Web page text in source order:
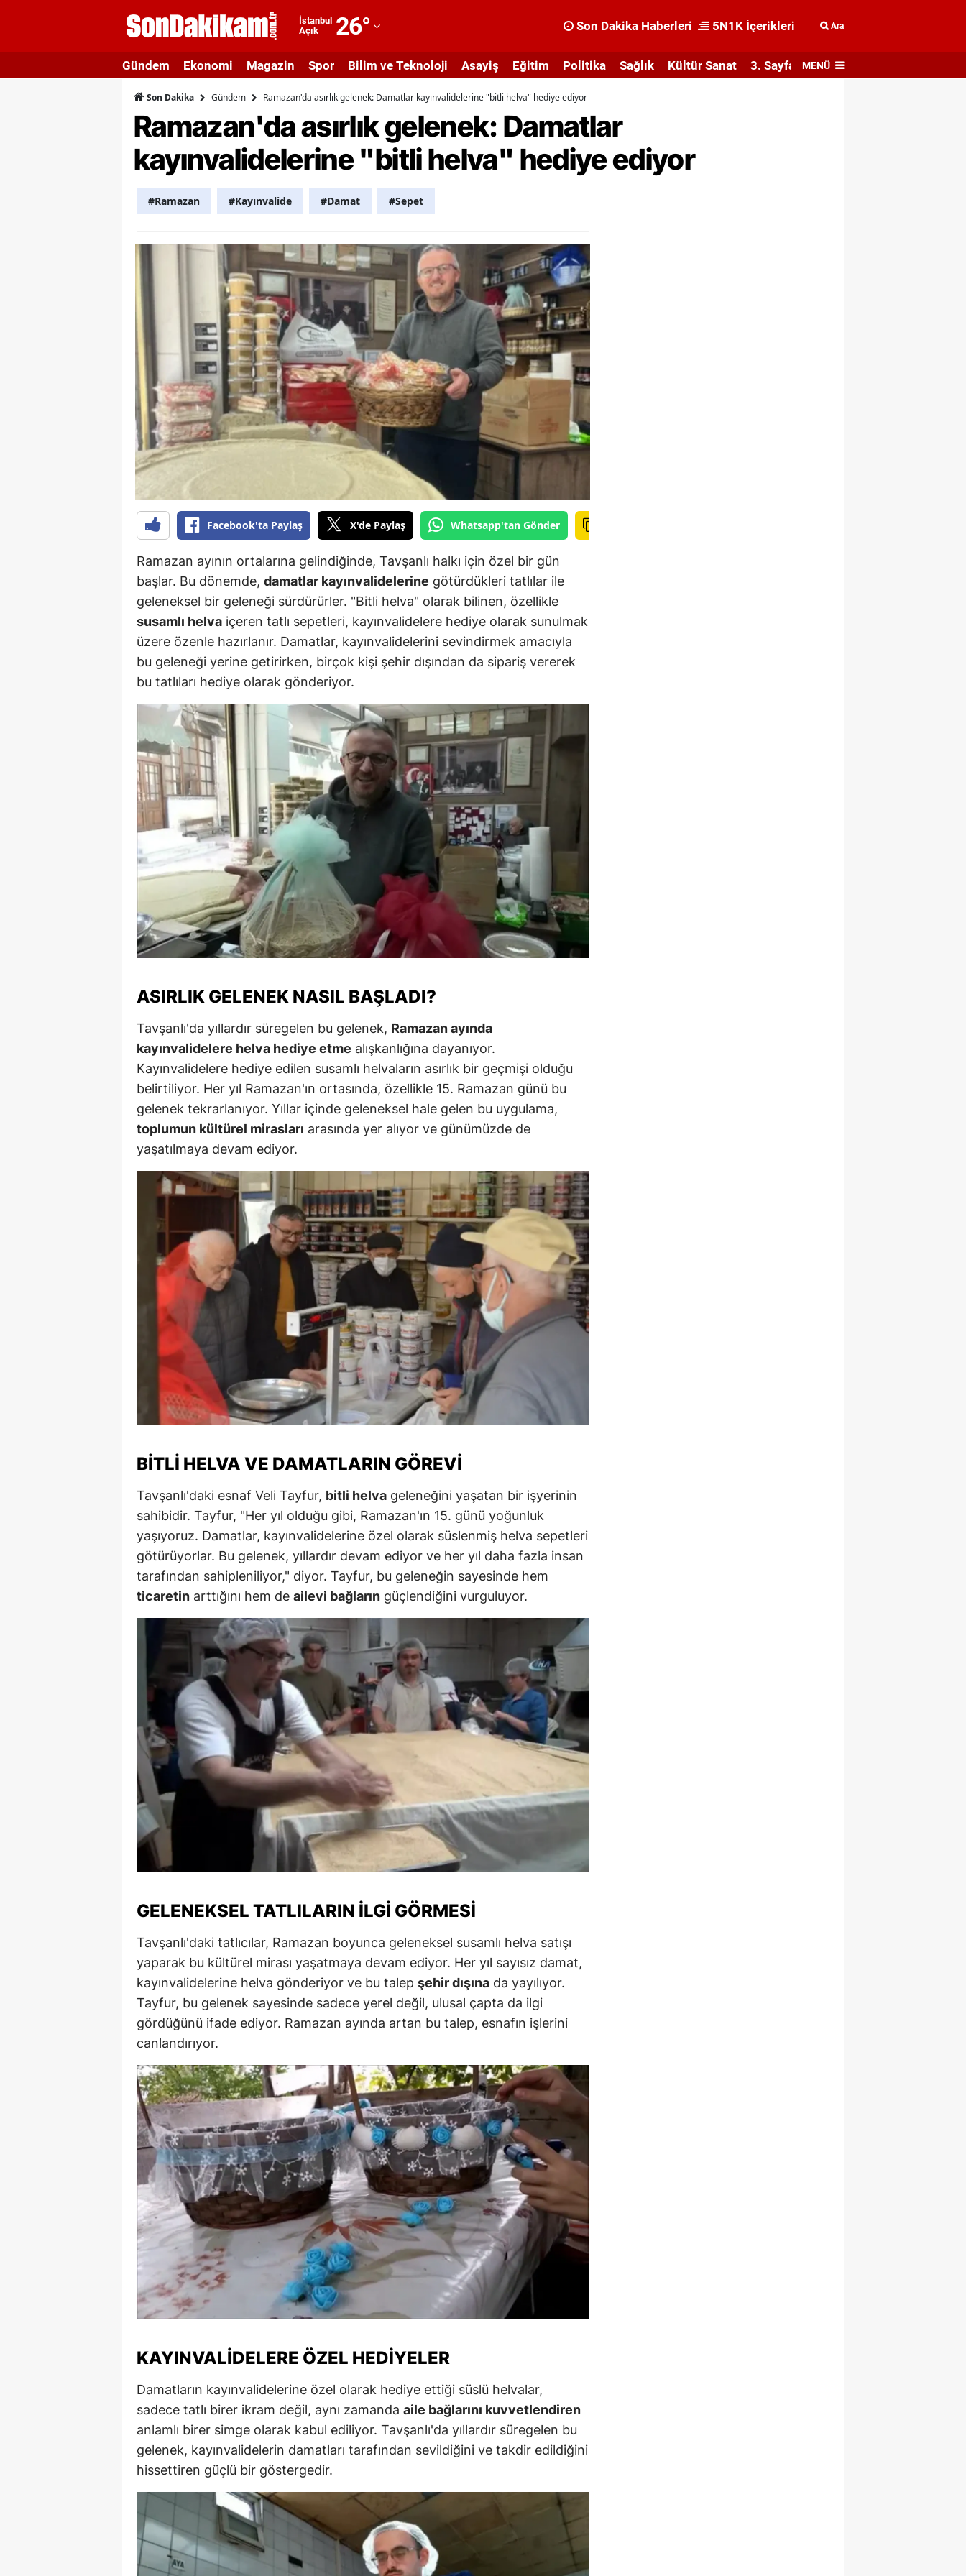
İstanbul
Açık
26°
Adıyaman
Afyonkarahisar
Ağrı
Amasya
Ankara
Artvin
Aydın
Balıkesir
Bilecik
Bingöl
Bitlis
Bolu
Burdur
Çanakkale
Çankırı
Çorum
Denizli
Diyarbakır
Edirne
Elazığ
Erzincan
Erzurum
Eskişehir
Gaziantep
Giresun
Gümüşhane
Hakkari
Hatay
Isparta
İzmir
Kars
Kastamonu
Kayseri
Kırşehir
Kocaeli
Konya
Kütahya
Malatya
Manisa
Kahramanmaraş
Mardin
Muğla
Muş
Nevşehir
Niğde
Ordu
Rize
Sakarya
Samsun
Siirt
Sinop
Sivas
Tekirdağ
Tokat
Trabzon
Tunceli
Şanlıurfa
Yozgat
Zonguldak
Aksaray
Karaman
Kırıkkale
Batman
Şırnak
Bartın
Ardahan
Iğdır
Yalova
Karabük
Son Dakika Haberleri 5N1K İçerikleri Ara
Gündem Ekonomi Magazin Spor Bilim ve Teknoloji Asayiş Eğitim Politika Sağlık Kültür Sanat 3. Sayfa MENÜ
Son Dakika Gündem Ramazan'da asırlık gelenek: Damatlar kayınvalidelerine "bitli helva" hediye ediyor
Ramazan'da asırlık gelenek: Damatlar
kayınvalidelerine "bitli helva" hediye ediyor
#Ramazan #Kayınvalide #Damat #Sepet
Facebook'ta Paylaş X'de Paylaş Whatsapp'tan Gönder
Ramazan ayının ortalarına gelindiğinde, Tavşanlı halkı için özel bir gün
başlar. Bu dönemde, damatlar kayınvalidelerine götürdükleri tatlılar ile
geleneksel bir geleneği sürdürürler. "Bitli helva" olarak bilinen, özellikle
susamlı helva içeren tatlı sepetleri, kayınvalidelere hediye olarak sunulmak
üzere özenle hazırlanır. Damatlar, kayınvalidelerini sevindirmek amacıyla
bu geleneği yerine getirirken, birçok kişi şehir dışından da sipariş vererek
bu tatlıları hediye olarak gönderiyor.
ASIRLIK GELENEK NASIL BAŞLADI?
Tavşanlı'da yıllardır süregelen bu gelenek, Ramazan ayında
kayınvalidelere helva hediye etme alışkanlığına dayanıyor.
Kayınvalidelere hediye edilen susamlı helvaların asırlık bir geçmişi olduğu
belirtiliyor. Her yıl Ramazan'ın ortasında, özellikle 15. Ramazan günü bu
gelenek tekrarlanıyor. Yıllar içinde geleneksel hale gelen bu uygulama,
toplumun kültürel mirasları arasında yer alıyor ve günümüzde de
yaşatılmaya devam ediyor.
BITLI HELVA VE DAMATLARIN GÖREVI
Tavşanlı'daki esnaf Veli Tayfur, bitli helva geleneğini yaşatan bir işyerinin
sahibidir. Tayfur, "Her yıl olduğu gibi, Ramazan'ın 15. günü yoğunluk
yaşıyoruz. Damatlar, kayınvalidelerine özel olarak süslenmiş helva sepetleri
götürüyorlar. Bu gelenek, yıllardır devam ediyor ve her yıl daha fazla insan
tarafından sahipleniliyor," diyor. Tayfur, bu geleneğin sayesinde hem
ticaretin arttığını hem de ailevi bağların güçlendiğini vurguluyor.
GELENEKSEL TATLILARIN İLGI GÖRMESI
Tavşanlı'daki tatlıcılar, Ramazan boyunca geleneksel susamlı helva satışı
yaparak bu kültürel mirası yaşatmaya devam ediyor. Her yıl sayısız damat,
kayınvalidelerine helva gönderiyor ve bu talep şehir dışına da yayılıyor.
Tayfur, bu gelenek sayesinde sadece yerel değil, ulusal çapta da ilgi
gördüğünü ifade ediyor. Ramazan ayında artan bu talep, esnafın işlerini
canlandırıyor.
KAYINVALIDELERE ÖZEL HEDIYELER
Damatların kayınvalidelerine özel olarak hediye ettiği süslü helvalar,
sadece tatlı birer ikram değil, aynı zamanda aile bağlarını kuvvetlendiren
anlamlı birer simge olarak kabul ediliyor. Tavşanlı'da yıllardır süregelen bu
gelenek, kayınvalidelerin damatları tarafından sevildiğini ve takdir edildiğini
hissettiren güçlü bir göstergedir.